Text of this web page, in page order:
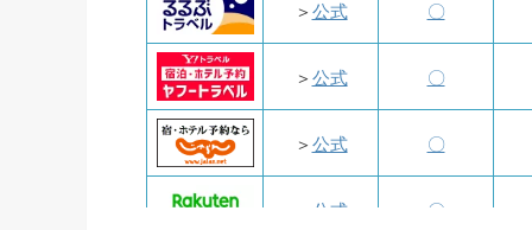
＞公式 〇
＞公式 〇
＞公式 〇
公式 〇